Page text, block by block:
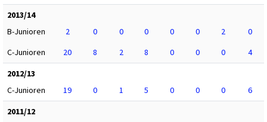
2013/14
B-Junioren
2 0 0 0 0 0 2
0
C-Junioren
20 8 2 8 0 0 0
4
2012/13
C-Junioren
19 0 1 5 0 0 0
6
2011/12